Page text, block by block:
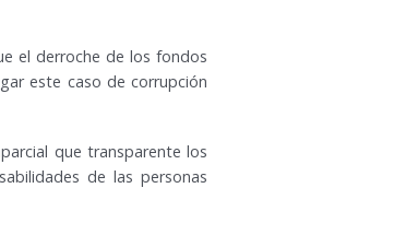
el derroche de los fondos
este caso de corrupción
que transparente los
de las personas